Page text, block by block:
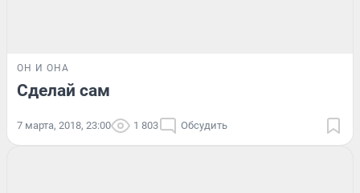
ОН И ОНА
Сделай сам
7 марта, 2018, 23:00 1 803 Обсудить